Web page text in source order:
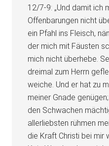
12/7-9: „Und damit ich
Offenbarungen nicht
ein Pfahl ins Fleisch,
der mich mit Fäusten
mich nicht überhebe.
dreimal zum Herrn
weiche. Und er hat zu
meiner Gnade
den Schwachen
allerliebsten rühmen
die Kraft Christi bei mir